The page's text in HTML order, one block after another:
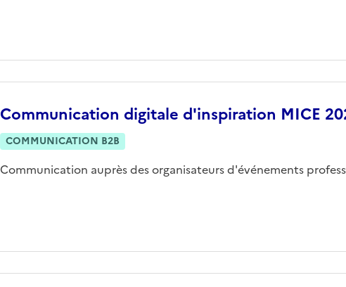
Communication digitale d'inspiration MICE
COMMUNICATION B2B
Communication auprès des organisateurs d'événements